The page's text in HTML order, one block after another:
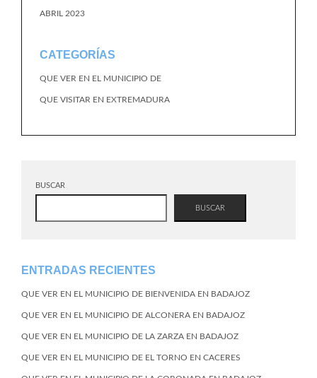
ABRIL 2023
CATEGORÍAS
QUE VER EN EL MUNICIPIO DE
QUE VISITAR EN EXTREMADURA
BUSCAR
BUSCAR
ENTRADAS RECIENTES
QUE VER EN EL MUNICIPIO DE BIENVENIDA EN BADAJOZ
QUE VER EN EL MUNICIPIO DE ALCONERA EN BADAJOZ
QUE VER EN EL MUNICIPIO DE LA ZARZA EN BADAJOZ
QUE VER EN EL MUNICIPIO DE EL TORNO EN CACERES